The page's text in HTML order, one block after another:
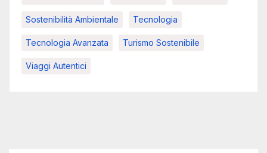
Sostenibilità Ambientale Tecnologia
Tecnologia Avanzata Turismo Sostenibile
Viaggi Autentici